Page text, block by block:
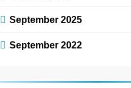
September 2025
September 2022